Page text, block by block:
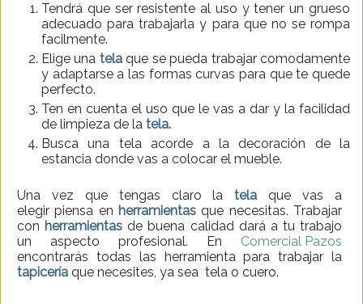
Tendrá que ser resistente al uso y tener un grueso
adecuado para trabajarla y para que no se rompa
facilmente.
Elige una telaque se pueda trabajar comodamente
y adaptarse a las formas curvas para que te quede
perfecto.
Ten en cuenta el uso que le vas a dar y la facilidad
de limpieza de la tela.
Busca una tela acorde a la decoración de la
estancia donde vas a colocar el mueble.
Una vez que tengas claro la tela que vas a
elegir piensa en herramientas que necesitas. Trabajar
con herramientas de buena calidad dará a tu trabajo
un aspecto profesional. En Comercial Pazos
encontrarás todas las herramienta para trabajar la
tapicería que necesites, ya sea tela o cuero.